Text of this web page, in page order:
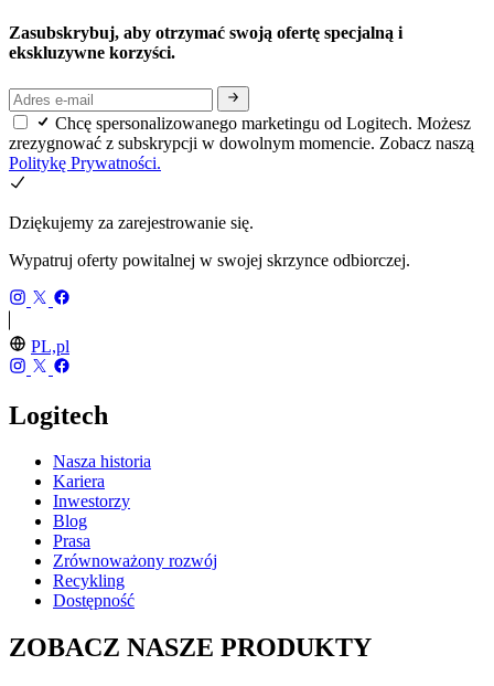
Zasubskrybuj, aby otrzymać swoją ofertę specjalną i
ekskluzywne korzyści.
Chcę spersonalizowanego marketingu od Logitech. Możesz
zrezygnować z subskrypcji w dowolnym momencie. Zobacz naszą
Politykę Prywatności.
Dziękujemy za zarejestrowanie się.
Wypatruj oferty powitalnej w swojej skrzynce odbiorczej.
PL,pl
Logitech
Nasza historia
Kariera
Inwestorzy
Blog
Prasa
Zrównoważony rozwój
Recykling
Dostępność
ZOBACZ NASZE PRODUKTY